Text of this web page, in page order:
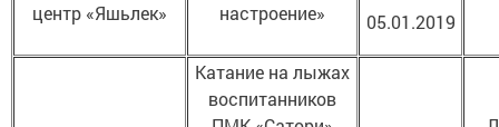
центр «Яшьлек»
настроение»
05.01.2019
Катание на лыжах
воспитанников